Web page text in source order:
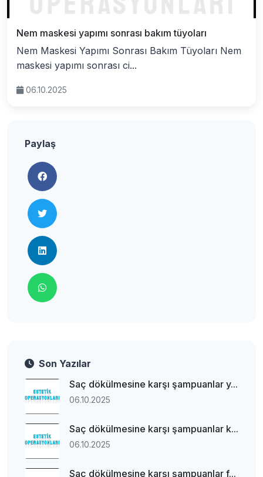
Nem maskesi yapımı sonrası bakım tüyoları
Nem Maskesi Yapımı Sonrası Bakım Tüyoları Nem
maskesi yapımı sonrası ci...
06.10.2025
Paylaş
Son Yazılar
Saç dökülmesine karşı şampuanlar y...
06.10.2025
Saç dökülmesine karşı şampuanlar k...
06.10.2025
Saç dökülmesine karşı şampuanlar f...